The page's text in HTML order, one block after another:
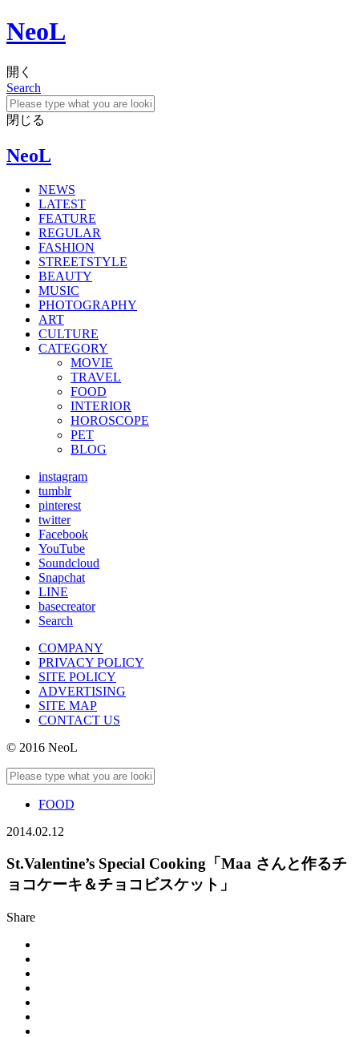
NeoL
開く
Search
閉じる
NeoL
NEWS
LATEST
FEATURE
REGULAR
FASHION
STREETSTYLE
BEAUTY
MUSIC
PHOTOGRAPHY
ART
CULTURE
CATEGORY
MOVIE
TRAVEL
FOOD
INTERIOR
HOROSCOPE
PET
BLOG
instagram
tumblr
pinterest
twitter
Facebook
YouTube
Soundcloud
Snapchat
LINE
basecreator
Search
COMPANY
PRIVACY POLICY
SITE POLICY
ADVERTISING
SITE MAP
CONTACT US
© 2016 NeoL
FOOD
2014.02.12
St.Valentine’s Special Cooking「Maa さんと作るチ
ョコケーキ＆チョコビスケット」
Share